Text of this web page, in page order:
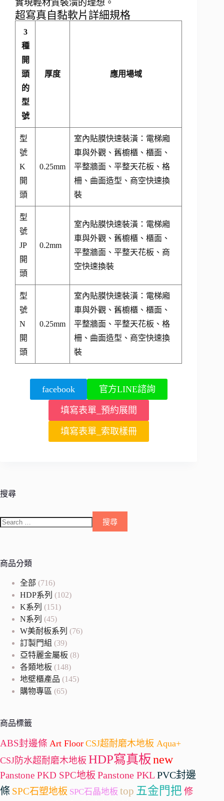
實現輕材質裝潢的理想。
超寫真自黏軟片詳細規格
3
種
開
頭
的
型
號
厚度 應用場域
型
號
K
開
頭
0.25mm
室內貼膜快速裝潢：電梯廂
車與外觀、舊櫥櫃、櫃面、
平整牆面、平整天花板、格
柵、曲面造型、商空快速換
裝
型
號
JP
開
頭
0.2mm
室內貼膜快速裝潢：電梯廂
車與外觀、舊櫥櫃、櫃面、
平整牆面、平整天花板、商
空快速換裝
型
號
N
開
頭
0.25mm
室內貼膜快速裝潢：電梯廂
車與外觀、舊櫥櫃、櫃面、
平整牆面、平整天花板、格
柵、曲面造型、商空快速換
裝
facebook 官方LINE諮詢
填寫表單_預約展間
填寫表單_索取樣冊
搜尋
商品分類
全部 (716)
HDP系列 (102)
K系列 (151)
N系列 (45)
W美耐板系列 (76)
訂製門組 (39)
亞特麗金屬板 (8)
各類地板 (148)
地壁櫃產品 (145)
購物專區 (65)
商品標籤
ABS封邊條 Art Floor CSJ超耐磨木地板 Aqua+
CSJ防水超耐磨木地板 HDP寫真板new
Panstone PKD SPC地板 Panstone PKL PVC封邊
條 SPC石塑地板 SPC石晶地板 top 五金門把 修